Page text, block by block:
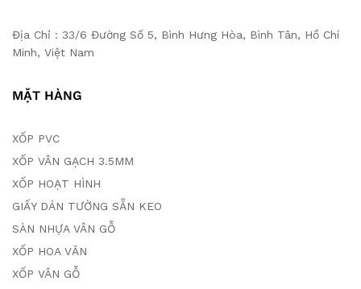
Địa Chỉ : 33/6 Đường Số 5, Bình Hưng Hòa, Bình Tân, Hồ Chí
Minh, Việt Nam
MẶT HÀNG
XỐP PVC
XỐP VÂN GẠCH 3.5MM
XỐP HOẠT HÌNH
GIẤY DÁN TƯỜNG SẴN KEO
SÀN NHỰA VÂN GỖ
XỐP HOA VĂN
XỐP VÂN GỖ